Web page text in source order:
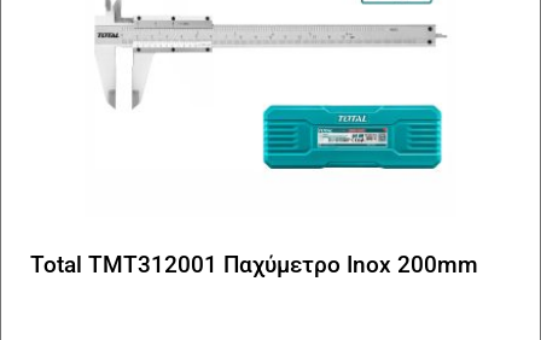
Total TMT312001 Παχύμετρο Inox 200mm